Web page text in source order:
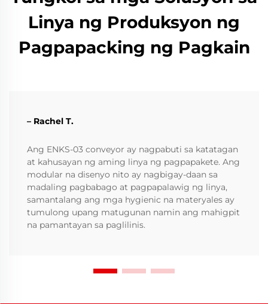
Linya ng Produksyon ng
Pagpapacking ng Pagkain
– Rachel T.
Ang ENKS-03 conveyor ay nagpabuti sa katatagan
at kahusayan ng aming linya ng pagpapakete. Ang
modular na disenyo nito ay nagbigay-daan sa
madaling pagbabago at pagpapalawig ng linya,
samantalang ang mga hygienic na materyales ay
tumulong upang matugunan namin ang mahigpit
na pamantayan sa paglilinis.